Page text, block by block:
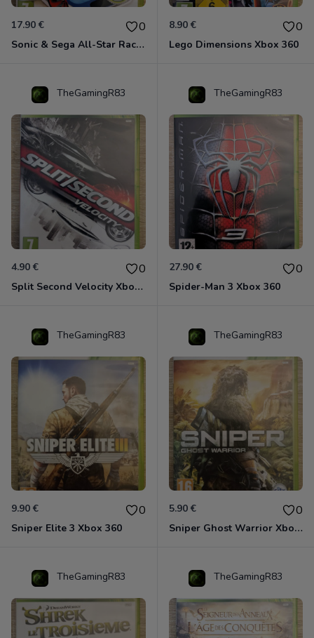
17.90 € 0
Sonic & Sega All-Star Racing - Transformed Xbox 360
8.90 € 0
Lego Dimensions Xbox 360
TheGamingR83
4.90 € 0
Split Second Velocity Xbox 360
TheGamingR83
27.90 € 0
Spider-Man 3 Xbox 360
TheGamingR83
9.90 € 0
Sniper Elite 3 Xbox 360
TheGamingR83
5.90 € 0
Sniper Ghost Warrior Xbox 360
TheGamingR83 TheGamingR83